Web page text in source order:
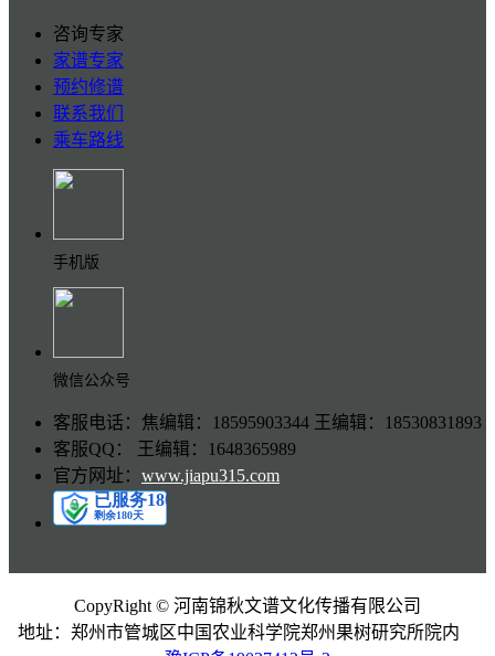
咨询专家
家谱专家
预约修谱
联系我们
乘车路线
手机版
微信公众号
客服电话：焦编辑：18595903344 王编辑：18530831893
客服QQ： 王编辑：1648365989
官方网址： www.jiapu315.com
CopyRight © 河南锦秋文谱文化传播有限公司
地址：郑州市管城区中国农业科学院郑州果树研究所院内